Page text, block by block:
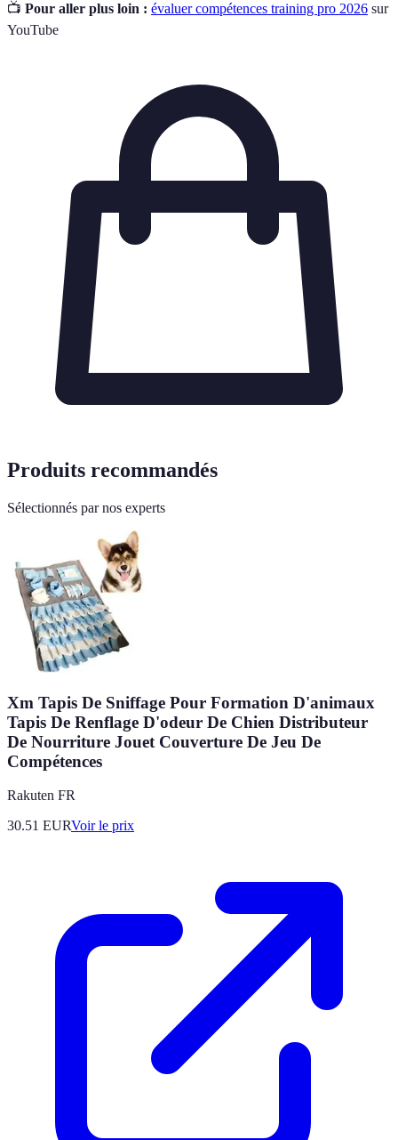
📺 Pour aller plus loin : évaluer compétences training pro 2026 sur
YouTube
Produits recommandés
Sélectionnés par nos experts
Xm Tapis De Sniffage Pour Formation D'animaux
Tapis De Renflage D'odeur De Chien Distributeur
De Nourriture Jouet Couverture De Jeu De
Compétences
Rakuten FR
30.51 EURVoir le prix